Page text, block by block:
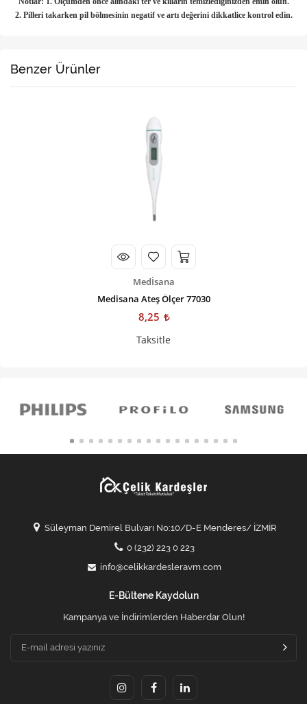
2. Pilleri takarken pil bölmesinin negatif ve artı değerini dikkatlice kontrol edin.
Benzer Ürünler
Medİsana
Medisana Ateş Ölçer 77030
8,25
Taksitle
Süleyman Demirel Bulvarı No:10/D-E Menderes/ İZMİR
0 (232) 223 0 223
info@celikkardesleravm.com
E-Bültene Kaydolun
Kampanya ve İndirimlerden Haberdar Olun!